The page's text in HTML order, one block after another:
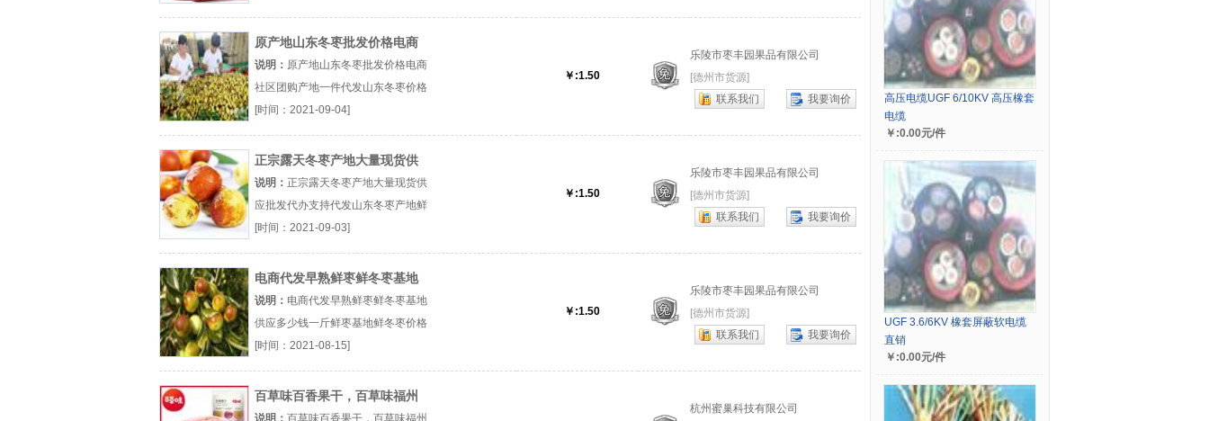
原产地山东冬枣批发价格电商
社区团购产地一件代发
说明： 原产地山东冬枣批发价格电商
社区团购产地一件代发山东冬枣价格
鲜冬枣基地冬枣产地厂（...『山东冬
枣价格』
[时间：2021-09-04]
￥:1.50
乐陵市枣丰园果品有限公司
[德州市货源]
联系我们
我要询价
正宗露天冬枣产地大量现货供
应批发代办支持代发
说明： 正宗露天冬枣产地大量现货供
应批发代办支持代发山东冬枣产地鲜
冬枣基地脆冬枣价格厂（...『山东冬
枣产地』
[时间：2021-09-03]
￥:1.50
乐陵市枣丰园果品有限公司
[德州市货源]
联系我们
我要询价
电商代发早熟鲜枣鲜冬枣基地
供应多少钱一斤
说明： 电商代发早熟鲜枣鲜冬枣基地
供应多少钱一斤鲜枣基地鲜冬枣价格
山东鲜枣产地厂（...『鲜枣基地』
[时间：2021-08-15]
￥:1.50
乐陵市枣丰园果品有限公司
[德州市货源]
联系我们
我要询价
百草味百香果干，百草味福州
说明： 百草味百香果干，百草味福州
杭州蜜巢科技有限公司
高压电缆UGF 6/10KV 高压橡套
电缆
￥:0.00元/件
UGF 3.6/6KV 橡套屏蔽软电缆
直销
￥:0.00元/件